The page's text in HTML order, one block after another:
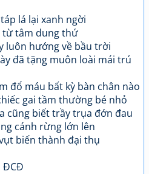
lá lại xanh ngời
từ tâm dung thứ
luôn hướng về bầu trời
đã tặng muôn loài mái trú
đổ máu bất kỳ bàn chân nào
gai tầm thường bé nhỏ
cũng biết trầy trụa đớn đau
cánh rừng lớn lên
biến thành đại thụ
ĐCĐ